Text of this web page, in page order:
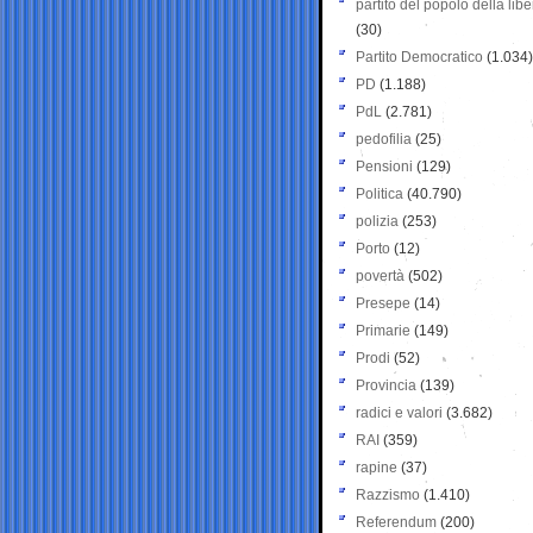
partito del popolo della
(30)
Partito Democratico (1.034)
PD (1.188)
PdL (2.781)
pedofilia (25)
Pensioni (129)
Politica (40.790)
polizia (253)
Porto (12)
povertà (502)
Presepe (14)
Primarie (149)
Prodi (52)
Provincia (139)
radici e valori (3.682)
RAI (359)
rapine (37)
Razzismo (1.410)
Referendum (200)